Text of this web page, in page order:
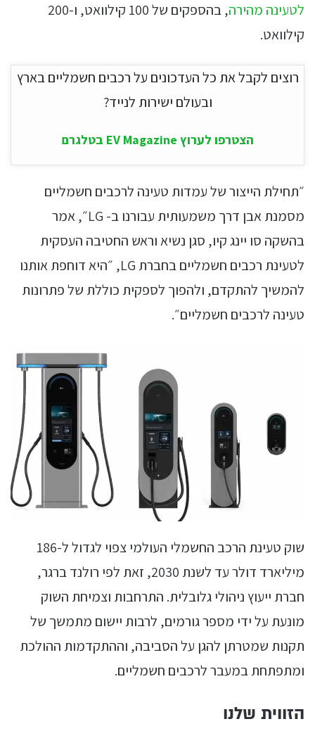
לטעינה מהירה
, בהספקים של 100 קילוואט, ו-200
קילוואט.
רוצים לקבל את כל העדכונים על רכבים חשמליים בארץ
ובעולם ישירות לנייד?
הצטרפו לערוץ EV Magazine בטלגרם
״תחילת הייצור של עמדות טעינה לרכבים חשמליים
מסמנת אבן דרך משמעותית עבורנו ב- LG״, אמר
בהשקה סו יינג קיו, סגן נשיא וראש החטיבה העסקית
לטעינת רכבים חשמליים בחברת LG, ״היא דוחפת אותנו
להמשיך להתקדם, ולהפוך לספקית כוללת של פתרונות
טעינה לרכבים חשמליים״.
שוק טעינת הרכב החשמלי העולמי צפוי לגדול ל-186
מיליארד דולר עד לשנת 2030, זאת לפי רולנד ברגר,
חברת ייעוץ ניהולי גלובלית. התרחבות וצמיחת השוק
מונעת על ידי מספר גורמים, לרבות יישום מתמשך של
תקנות שמטרתן להגן על הסביבה, וההתקדמות ההולכת
ומתפתחת במעבר לרכבים חשמליים.
הזווית שלנו